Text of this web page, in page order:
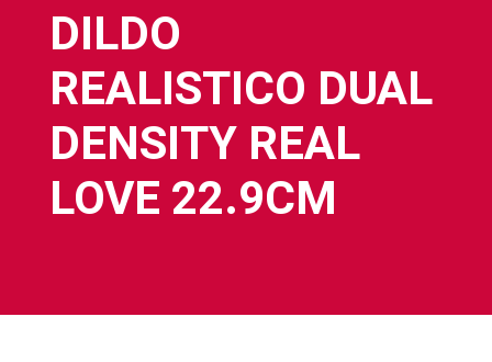
DILDO
REALISTICO DUAL
DENSITY REAL
LOVE 22.9CM